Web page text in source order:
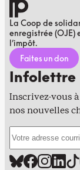
La Coop de
enregistrée (OJE)
l’impôt.
Faites un don
Infolettre
Inscrivez-vous
nos nouvelles